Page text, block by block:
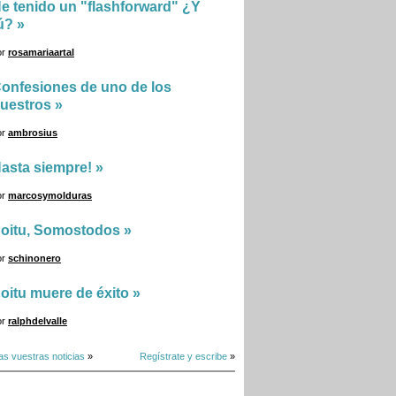
tenido un "flashforward" ¿Y
»
rosamariaartal
de uno de los
»
ambrosius
siempre! »
marcosymolduras
Somostodos »
schinonero
muere de éxito »
ralphdelvalle
vuestras noticias » Regístrate y escribe »